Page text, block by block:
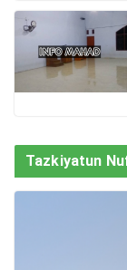
Tazkiyatun